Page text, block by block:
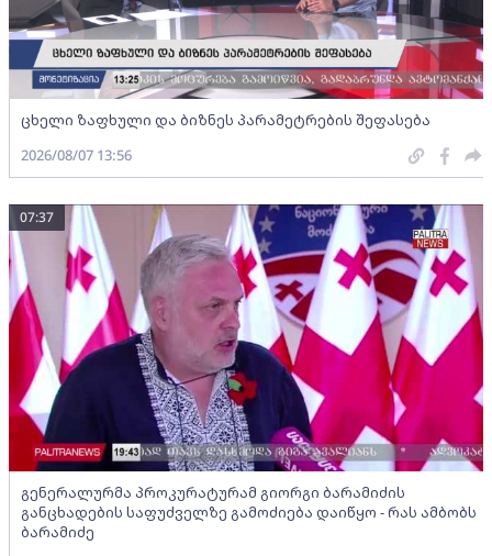
ცხელი ზაფხული და ბიზნეს პარამეტრების შეფასება
2026/08/07 13:56
გენერალურმა პროკურატურამ გიორგი ბარამიძის
განცხადების საფუძველზე გამოძიება დაიწყო - რას ამბობს
ბარამიძე
07:37